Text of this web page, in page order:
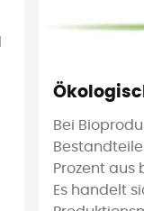
Bei
Prozent aus
Es handelt